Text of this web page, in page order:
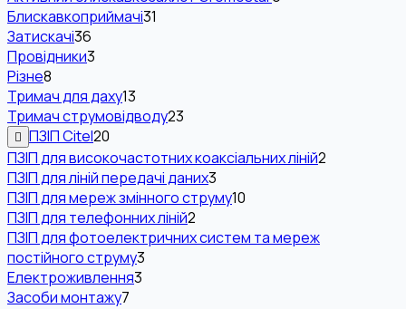
Блискавкоприймачі31
Затискачі36
Провідники3
Різне8
Тримач для даху13
Тримач струмовідводу23
ПЗІП Citel20
ПЗІП для високочастотних коаксіальних ліній2
ПЗІП для ліній передачі даних3
ПЗІП для мереж змінного струму10
ПЗІП для телефонних ліній2
ПЗІП для фотоелектричних систем та мереж
постійного струму3
Електроживлення3
Засоби монтажу7